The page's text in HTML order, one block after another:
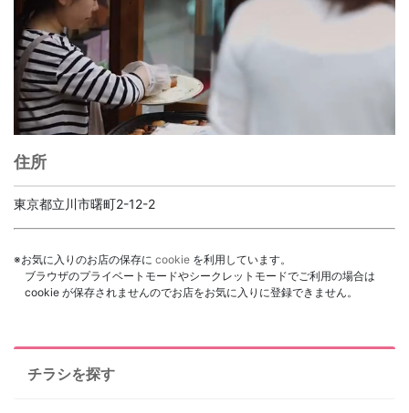
住所
東京都立川市曙町2-12-2
※お気に入りのお店の保存に cookie を利用しています。
ブラウザのプライベートモードやシークレットモードでご利用の場合は
cookie が保存されませんのでお店をお気に入りに登録できません。
チラシを探す